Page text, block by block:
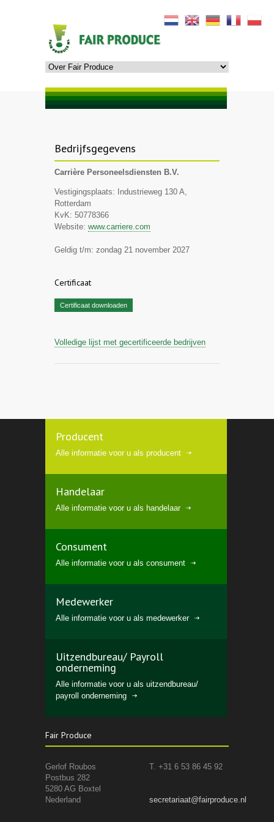
Bedrijfsgegevens
Carrière Personeelsdiensten B.V.
Vestigingsplaats: Industrieweg 130 A,
Rotterdam
KvK: 50778366
Website: www.carriere.com
Geldig t/m: zondag 21 november 2027
Certificaat
Certificaat downloaden
Volledige lijst met gecertificeerde bedrijven
Producent
Alle informatie voor u als producent
Handelaar
Alle informatie voor u als handelaar
Consument
Alle informatie voor u als consument
Medewerker
Alle informatie voor u als medewerker
Uitzendbureau/ Payroll
onderneming
Alle informatie voor u als uitzendbureau/
payroll onderneming
Fair Produce
Gerlof Roubos
T. +31 6 53 86 45 92
Postbus 282
5280 AG Boxtel
Nederland
secretariaat@fairproduce.nl